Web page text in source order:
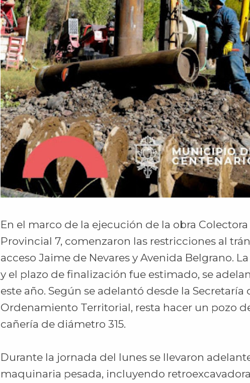
En el marco de la ejecución de la obra
Provincial 7, comenzaron las restricciones al
acceso Jaime de Nevares y Avenida Belgrano.
y el plazo de finalización fue estimado, se
este año. Según se adelantó desde la
Ordenamiento Territorial, resta hacer un pozo
cañería de diámetro 315.
Durante la jornada del lunes se llevaron
maquinaria pesada, incluyendo